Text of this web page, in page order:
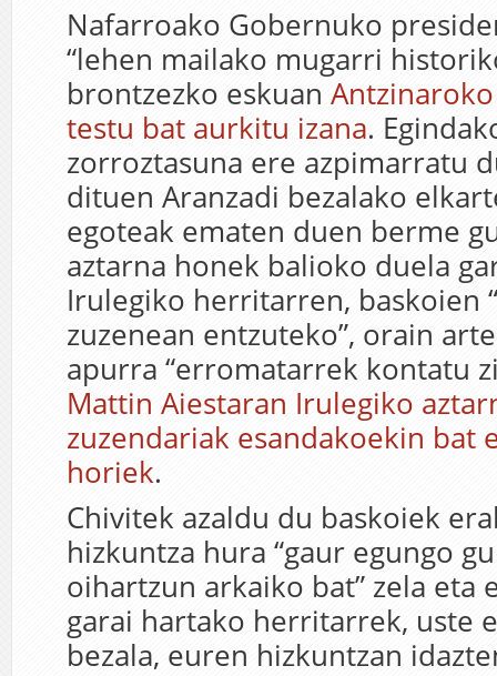
Nafarroako Gobernuko
“lehen mailako mugarri
brontzezko eskuan
testu bat aurkitu izana.
zorroztasuna ere azpimarratu
dituen Aranzadi bezalako
egoteak ematen duen berme
aztarna honek balioko duela
Irulegiko herritarren, baskoien
zuzenean entzuteko”, orain
apurra “erromatarrek kontatu
Mattin Aiestaran Irulegiko
zuzendariak esandakoekin bat
horiek.
Chivitek azaldu du baskoiek
hizkuntza hura “gaur egungo
oihartzun arkaiko bat” zela eta
garai hartako herritarrek, uste
bezala, euren hizkuntzan